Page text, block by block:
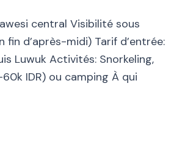
central Visibilité sous
fin d’après-midi) Tarif d’entrée:
Luwuk Activités: Snorkeling,
IDR) ou camping À qui